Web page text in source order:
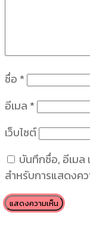
ชื่อ *
อีเมล *
เว็บไซต์
บันทึกชื่อ, อีเมล
สำหรับการแสดงค